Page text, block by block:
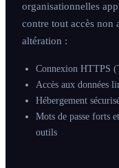
organisationnelles
contre tout accès non
altération :
Connexion HTTPS
Accès aux données
Hébergement
Mots de passe forts
outils